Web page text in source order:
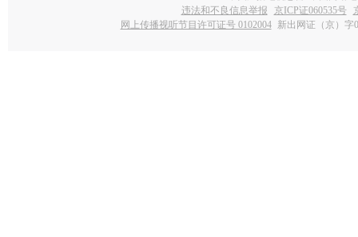
违法和不良信息举报
京ICP证060535号
网上传播视听节目许可证号 0102004 新出网证（京）